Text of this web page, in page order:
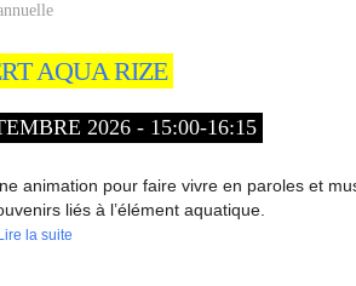
AQUA RIZE
2026 - 15:00-16:15
animation pour faire vivre en paroles et
liés à l’élément aquatique.
Lire la suite